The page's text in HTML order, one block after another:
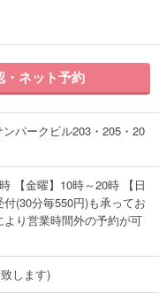
ネット予約
パークビル203・205・20
【金曜】10時～20時 【日
(30分毎550円)も承ってお
り営業時間外の予約が可
します)